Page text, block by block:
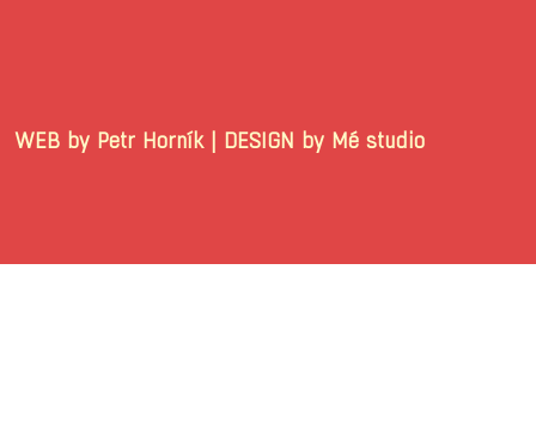
WEB by Petr Horník | DESIGN by Mé